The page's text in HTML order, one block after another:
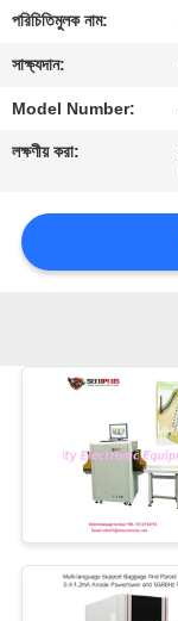
নিয়ন্ত্রণ
যোগাযোগ
করুন
খবর
উদ্ধৃতির
আবেদন
PRIVACY
POLICY
পরিচিতিমুলক নাম:
সাক্ষ্যদান:
Model Number:
লক্ষণীয় করা: